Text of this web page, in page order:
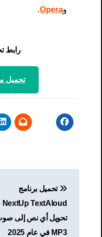
وOpera
.
رابط
تحميل
المقالات
تحميل برنامج
–
تحويل أي نص إلى
MP3 في عام 2025